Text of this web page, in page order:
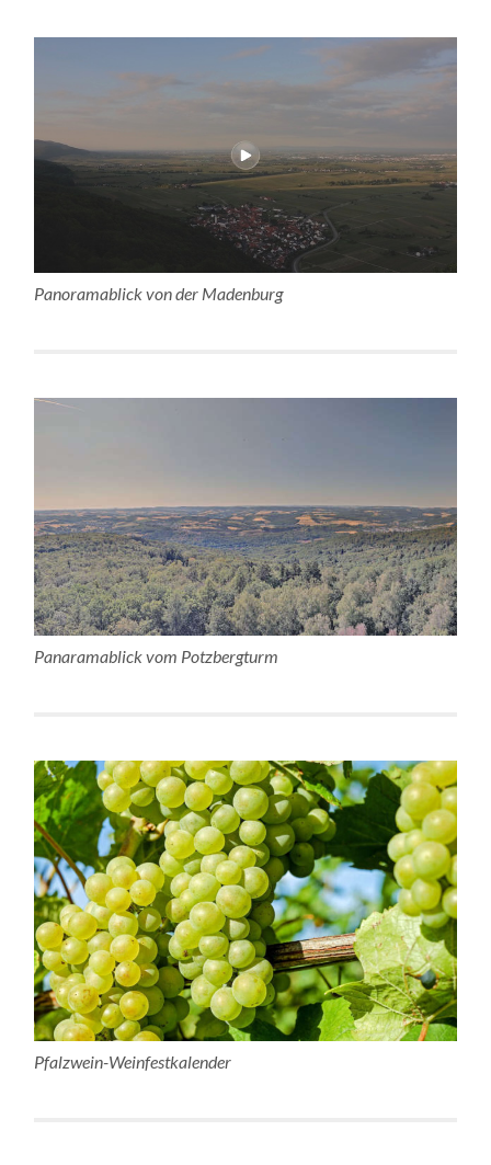
Panoramablick von der Madenburg
Panaramablick vom Potzbergturm
Pfalzwein-Weinfestkalender